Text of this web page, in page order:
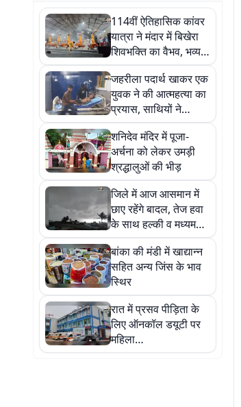
114वीं ऐतिहासिक कांवर
यात्रा ने मंदार में बिखेरा
शिवभक्ति का वैभव, भव्य
कांवर और महाआरती
आकर्षण का केंद्र
जहरीला पदार्थ खाकर एक
युवक ने की आत्महत्या का
प्रयास, साथियों ने
अस्पताल में कराया गया
भर्ती
शनिदेव मंदिर में पूजा-
अर्चना को लेकर उमड़ी
श्रद्धालुओं की भीड़
जिले में आज आसमान में
छाए रहेंगे बादल, तेज हवा
के साथ हल्की व मध्यम
बारिश के आसार
बांका की मंडी में खाद्यान्न
सहित अन्य जिंस के भाव
स्थिर
रात में प्रसव पीड़िता के
लिए ऑनकॉल डयूटी पर
महिला
चिकित्सक देेगी अपनी सेवा